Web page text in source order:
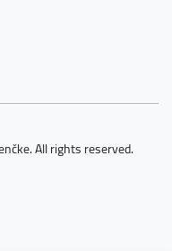
All rights reserved.